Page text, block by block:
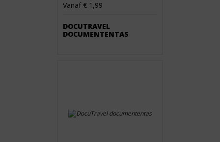
Vanaf € 1,99
DOCUTRAVEL
DOCUMENTENTAS